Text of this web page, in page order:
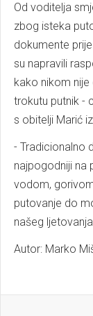
Od voditelja
zbog isteka
dokumente
su napravili
kako nikom nije
trokutu putnik -
s obitelji Marić
- Tradicionalno
najpogodniji na
vodom,
putovanje do
našeg
Autor: Marko